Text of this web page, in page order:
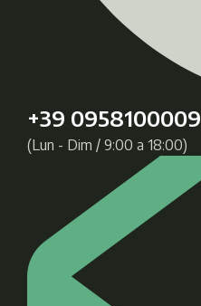
+39 0958100009
(Lun - Dim / 9:00 a 18:00)